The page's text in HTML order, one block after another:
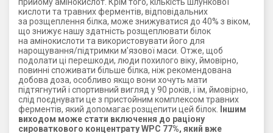
прийому амінокислот. Крім того, кількість шлункової
кислоти та травних ферментів, відповідальних
за розщеплення білка, може знижуватися до 40% з віком,
що знижує нашу здатність розщеплювати білок
на амінокислоти та використовувати його для
нарощування/підтримки м’язової маси. Отже, щоб
подолати ці перешкоди, люди похилого віку, ймовірно,
повинні споживати більше білка, ніж рекомендована
добова доза, особливо якщо вони хочуть мати
підтягнутий і спортивний вигляд у 90 років, і їм, ймовірно,
слід поєднувати це з пристойним комплексом травних
ферментів, який допомагає розщепити цей білок. Іншим
виходом може стати включення до раціону
сироваткового концентрату WPC 77%, який вже